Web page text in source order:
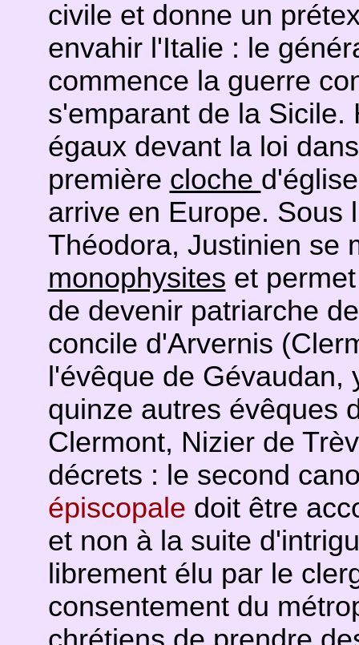
civile et donne un
envahir l'Italie : le
commence la guerre
s'emparant de la Sicile.
égaux devant la loi
première cloche
arrive en Europe. Sous
Théodora, Justinien se
monophysites et
de devenir patriarche
concile d'Arvernis
l'évêque de
quinze autres évêques
Clermont, Nizier de
décrets : le second
épiscopale doit être
et non à la suite
librement élu par le
consentement du